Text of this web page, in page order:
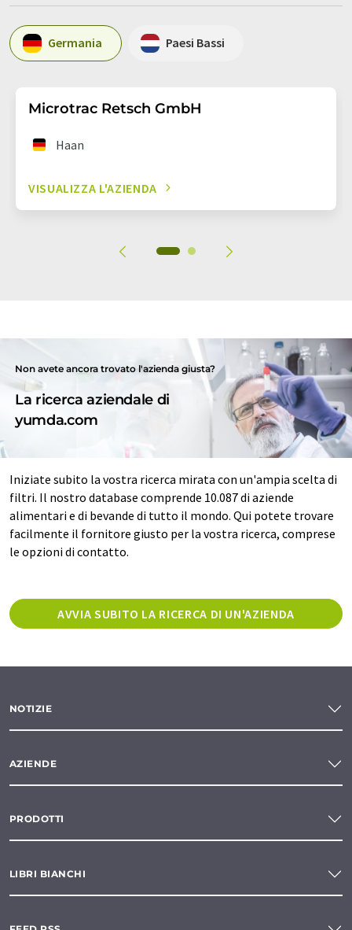
Germania Paesi Bassi
Microtrac Retsch GmbH
Haan
VISUALIZZA L'AZIENDA
Non avete ancora trovato l'azienda giusta?
La ricerca aziendale di
yumda.com
Iniziate subito la vostra ricerca mirata con un'ampia scelta di
filtri. Il nostro database comprende 10.087 di aziende
alimentari e di bevande di tutto il mondo. Qui potete trovare
facilmente il fornitore giusto per la vostra ricerca, comprese
le opzioni di contatto.
AVVIA SUBITO LA RICERCA DI UN'AZIENDA
NOTIZIE
AZIENDE
PRODOTTI
LIBRI BIANCHI